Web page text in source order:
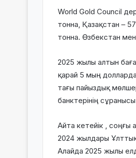
World Gold Council
тонна, Қазақстан –
тонна. Өзбекстан
2025 жылы алтын
қарай 5 мың
тағы пайыздық
банктерінің
Айта кетейік , соңғы
2024 жылдары Ұлттық
Алайда 2025 жылы